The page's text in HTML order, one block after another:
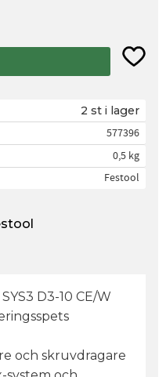
Lägg
2 st i lager
577396
0,5 kg
Festool
D3-10 CE/W
och skruvdragare